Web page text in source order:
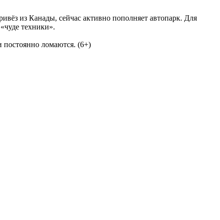
из Канады, сейчас активно пополняет автопарк. Для
техники».
ломаются. (6+)